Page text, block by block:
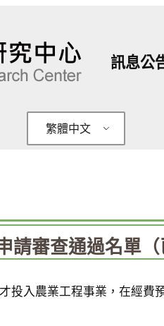
訊息公
繁體中文
審查通過名單（
投入農業工程事業，在經費